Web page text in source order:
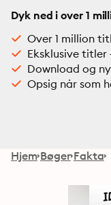
Dyk ned i over 1
Over 1 million
Eksklusive titler
Download og
Opsig når som
Hjem Bøger Fakta